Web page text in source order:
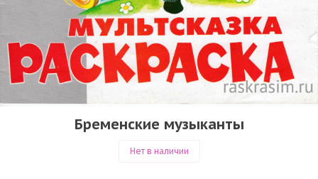
Бременские музыканты
Нет в наличии